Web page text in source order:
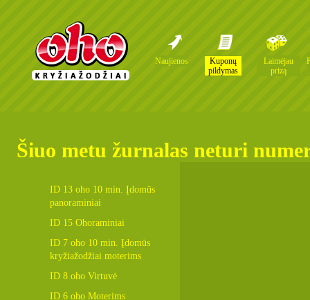
Naujienos
Kuponų
pildymas
Laimėjau
prizą
Šiuo metu žurnalas neturi
ID 13 oho 10 min. Įdomūs
panoraminiai
ID 15 Ohoraminiai
ID 7 oho 10 min. Įdomūs
kryžiažodžiai moterims
ID 8 oho Virtuvė
ID 6 oho Moterims